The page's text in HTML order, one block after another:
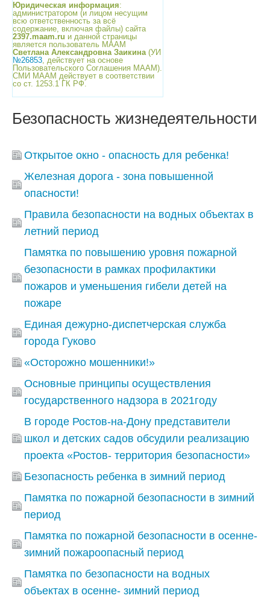
Юридическая информация:
администратором (и лицом несущим
всю ответственность за всё
содержание, включая файлы) сайта
2397.maam.ru и данной страницы
является пользователь МААМ
Светлана Александровна Заикина(УИ
№26853, действует на основе
Пользовательского Соглашения МААМ).
СМИ МААМ действует в соответствии
со ст. 1253.1 ГК РФ.
Безопасность жизнедеятельности
Открытое окно - опасность для ребенка!
Железная дорога - зона повышенной
опасности!
Правила безопасности на водных объектах в
летний период
Памятка по повышению уровня пожарной
безопасности в рамках профилактики
пожаров и уменьшения гибели детей на
пожаре
Единая дежурно-диспетчерская служба
города Гуково
«Осторожно мошенники!»
Основные принципы осуществления
государственного надзора в 2021году
В городе Ростов-на-Дону представители
школ и детских садов обсудили реализацию
проекта «Ростов- территория безопасности»
Безопасность ребенка в зимний период
Памятка по пожарной безопасности в зимний
период
Памятка по пожарной безопасности в осенне-
зимний пожароопасный период
Памятка по безопасности на водных
объектах в осенне- зимний период